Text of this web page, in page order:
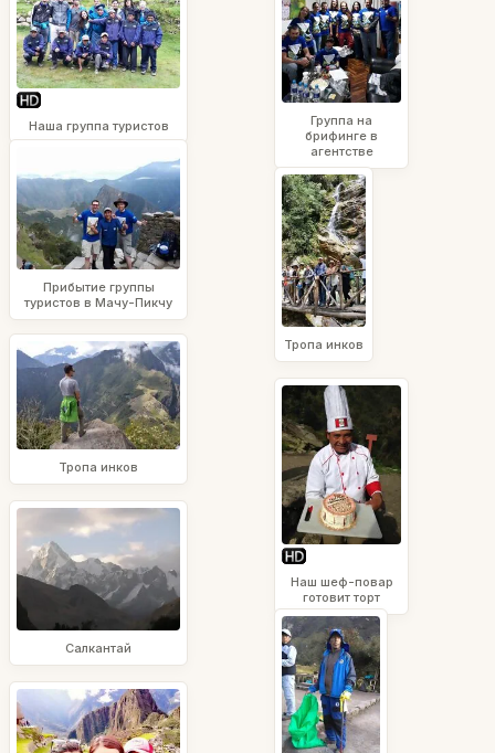
Наша группа туристов
Прибытие группы
туристов в Мачу-Пикчу
Тропа инков
Салкантай
Группа на
брифинге в
агентстве
Тропа инков
Наш шеф-повар
готовит торт